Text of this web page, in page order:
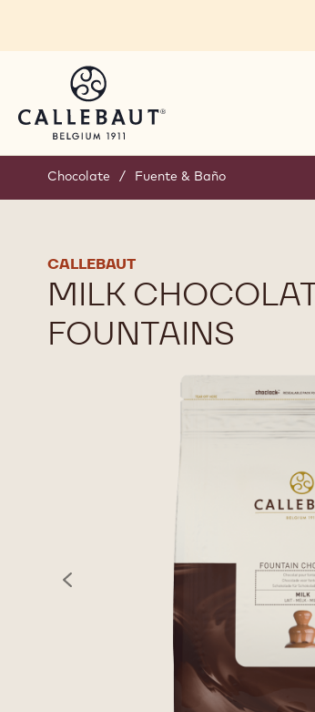
Chocolate / Fuente & Baño
CALLEBAUT
MILK
FOUNTAINS
previous